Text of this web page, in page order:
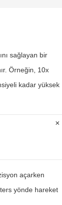
sağlayan bir
Örneğin, 10x
kadar yüksek
×
açarken
yönde hareket